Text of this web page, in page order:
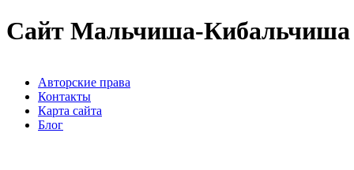
Сайт Мальчиша-Кибальчиша
Авторские права
Контакты
Карта сайта
Блог